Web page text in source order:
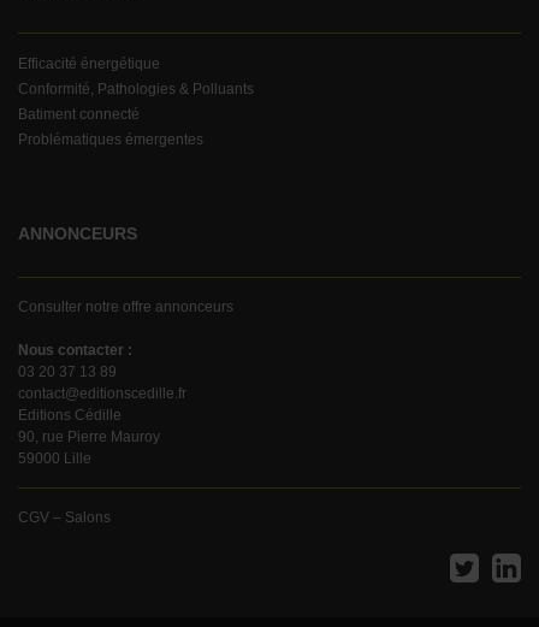
Efficacité énergétique
Conformité, Pathologies & Polluants
Batiment connecté
Problématiques émergentes
ANNONCEURS
Consulter notre offre annonceurs
Nous contacter :
03 20 37 13 89
contact@editionscedille.fr
Editions Cédille
90, rue Pierre Mauroy
59000 Lille
CGV – Salons